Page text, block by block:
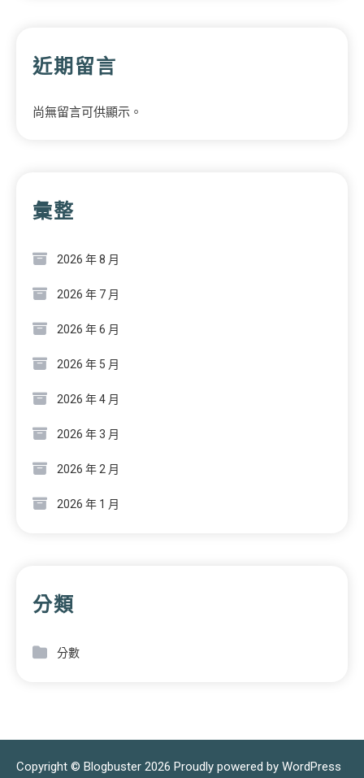
近期留言
尚無留言可供顯示。
彙整
2026 年 8 月
2026 年 7 月
2026 年 6 月
2026 年 5 月
2026 年 4 月
2026 年 3 月
2026 年 2 月
2026 年 1 月
分類
分數
Copyright © Blogbuster 2026 Proudly powered by WordPress